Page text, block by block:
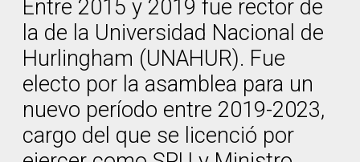
Entre 2015 y 2019 fue rector de
la de la Universidad Nacional de
Hurlingham (UNAHUR). Fue
electo por la asamblea para un
nuevo período entre 2019-2023,
cargo del que se licenció por